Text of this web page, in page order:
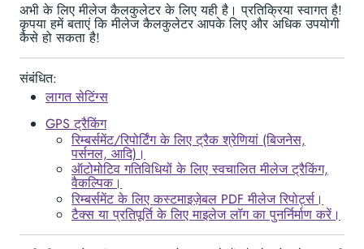
अभी के लिए मीलेज कैलकुलेटर के लिए यही है। प्रतिक्रिया स्वागत है!
कृपया हमें बताएं कि मीलेज कैलकुलेटर आपके लिए और अधिक उपयोगी
कैसे हो सकता है!
संबंधित:
लागत सेटिंग्स
GPS ट्रैकिंग
रिम्बर्समेंट/रिपोर्टिंग के लिए ट्रैक श्रेणियां (बिजनेस,
पर्सनल, आदि)।
ऑटोमोटिव गतिविधियों के लिए स्वचालित मीलेज ट्रैकिंग,
वैकल्पिक।
रिम्बर्समेंट के लिए कस्टमाइज़ेबल PDF मीलेज रिपोर्ट्स।
टैक्स या प्रतिपूर्ति के लिए माइलेज लॉग का पुनर्निर्माण करें।